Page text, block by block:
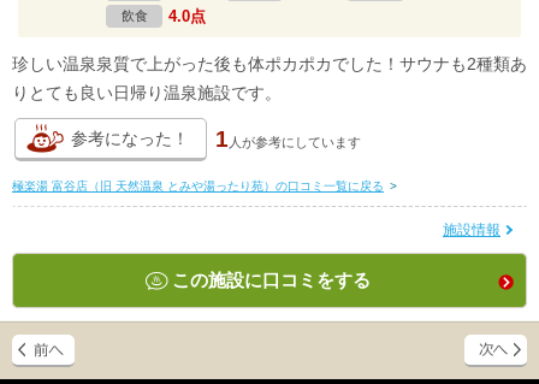
飲食 4.0点
珍しい温泉泉質で上がった後も体ポカポカでした！サウナも2種類あ
りとても良い日帰り温泉施設です。
参考になった！ 1 人が参考にしています
極楽湯 富谷店（旧 天然温泉 とみや湯ったり苑）の口コミ一覧に戻る >
施設情報
この施設に口コミをする